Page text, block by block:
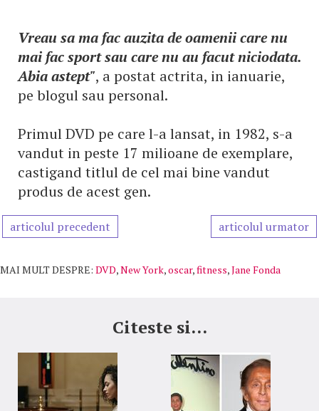
Vreau sa ma fac auzita de oamenii care nu
mai fac sport sau care nu au facut niciodata.
Abia astept", a postat actrita, in ianuarie,
pe blogul sau personal.
Primul DVD pe care l-a lansat, in 1982, s-a
vandut in peste 17 milioane de exemplare,
castigand titlul de cel mai bine vandut
produs de acest gen.
articolul precedent articolul urmator
MAI MULT DESPRE: DVD,New York,oscar,fitness,Jane Fonda
Citeste si...